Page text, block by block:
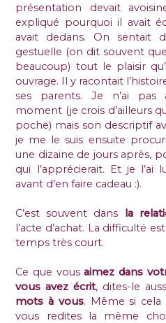
présentation devait
expliqué pourquoi il avait
avait dedans. On sentait
gestuelle (on dit souvent
beaucoup) tout le plaisir
ouvrage. Il y racontait
ses parents. Je n’ai pas
moment (je crois d’ailleurs
poche) mais son descriptif
je me le suis ensuite
une dizaine de jours après,
qui l’apprécierait. Et je l’ai
avant d’en faire cadeau :).
C’est souvent dans la
l’acte d’achat. La difficulté
temps très court.
Ce que vousaimez dans
vous avez écrit, dites-le
mots à vous. Même si
vous redites la même